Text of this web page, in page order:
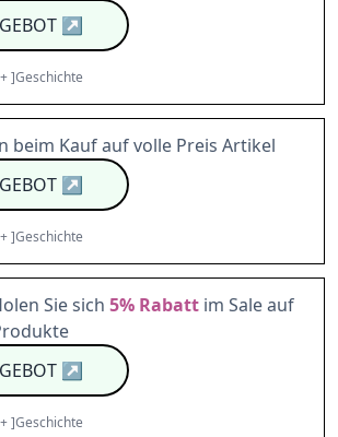
↗
+]Geschichte
beim Kauf auf volle Preis Artikel
↗
+]Geschichte
Sie sich 5% Rabatt im Sale auf
↗
+]Geschichte